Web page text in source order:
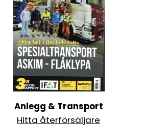
Anlegg & Transport
Hitta återförsäljare